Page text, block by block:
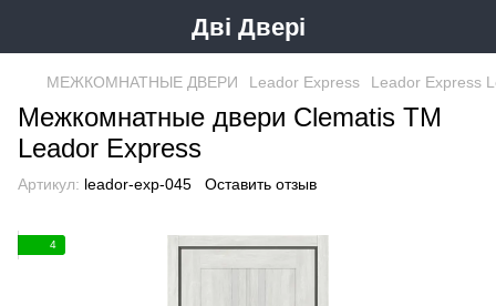
Дві Двері
МЕЖКОМНАТНЫЕ ДВЕРИ Leador Express Leador Express
Межкомнатные двери Clematis ТМ
Leador Express
Артикул: leador-exp-045 Оставить отзыв
4